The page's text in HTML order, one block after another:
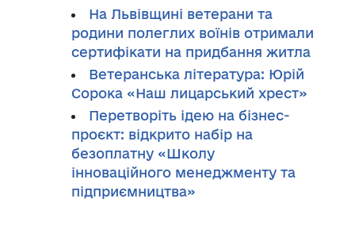
На Львівщині ветерани та
родини полеглих воїнів отримали
сертифікати на придбання житла
Ветеранська література: Юрій
Сорока «Наш лицарський хрест»
Перетворіть ідею на бізнес-
проєкт: відкрито набір на
безоплатну «Школу
інноваційного менеджменту та
підприємництва»